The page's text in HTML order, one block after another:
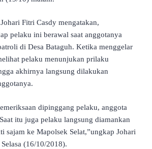
Fitri Casdy mengatakan,
pelaku ini berawal saat anggotanya
di Desa Bataguh. Ketika menggelar
pelaku menunjukan prilaku
akhirnya langsung dilakukan
dipinggang pelaku, anggota
itu juga pelaku langsung diamankan
sajam ke Mapolsek Selat,”ungkap Johari
(16/10/2018).